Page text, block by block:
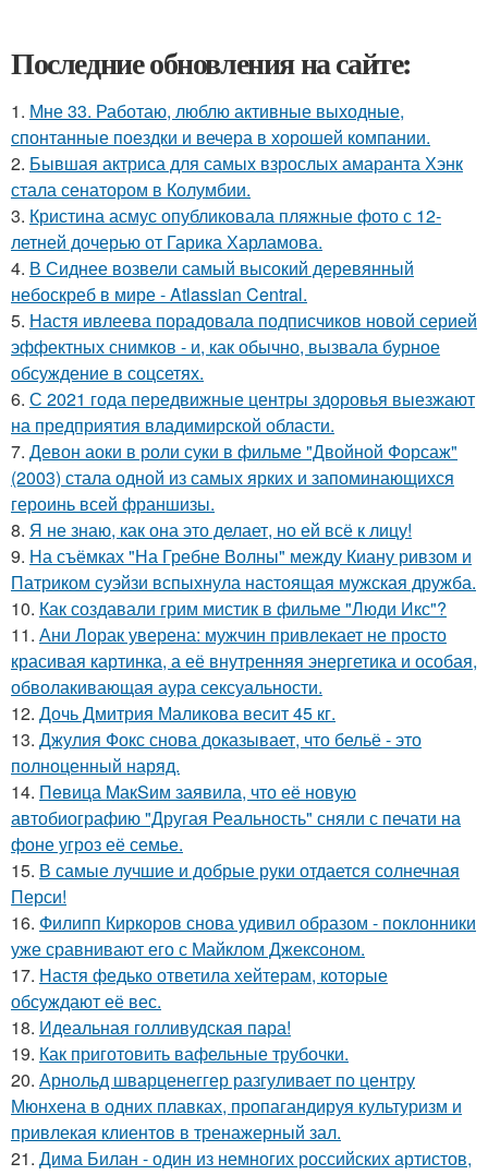
Последние обновления на сайте:
1. Мне 33. Работаю, люблю активные выходные,
спонтанные поездки и вечера в хорошей компании.
2. Бывшая актриса для самых взрослых амаранта Хэнк
стала сенатором в Колумбии.
3. Кристина асмус опубликовала пляжные фото с 12-
летней дочерью от Гарика Харламова.
4. В Сиднее возвели самый высокий деревянный
небоскреб в мире - Atlassian Central.
5. Настя ивлеева порадовала подписчиков новой серией
эффектных снимков - и, как обычно, вызвала бурное
обсуждение в соцсетях.
6. С 2021 года передвижные центры здоровья выезжают
на предприятия владимирской области.
7. Девон аоки в роли суки в фильме "Двойной Форсаж"
(2003) стала одной из самых ярких и запоминающихся
героинь всей франшизы.
8. Я не знаю, как она это делает, но ей всё к лицу!
9. На съёмках "На Гребне Волны" между Киану ривзом и
Патриком суэйзи вспыхнула настоящая мужская дружба.
10. Как создавали грим мистик в фильме "Люди Икс"?
11. Ани Лорак уверена: мужчин привлекает не просто
красивая картинка, а её внутренняя энергетика и особая,
обволакивающая аура сексуальности.
12. Дочь Дмитрия Маликова весит 45 кг.
13. Джулия Фокс снова доказывает, что бельё - это
полноценный наряд.
14. Пeвица MакSим заявила, что её новую
автобиографию "Другая Реальность" сняли с печати на
фоне угроз её семье.
15. В самые лучшие и добрые руки отдается солнечная
Перси!
16. Филипп Киркоров снова удивил образом - поклонники
уже сравнивают его с Майклом Джексоном.
17. Настя федько ответила хейтерам, которые
обсуждают её вес.
18. Идеальная голливудская пара!
19. Как приготовить вафельные трубочки.
20. Арнольд шварценеггер разгуливает по центру
Мюнхена в одних плавках, пропагандируя культуризм и
привлекая клиентов в тренажерный зал.
21. Дима Билан - один из немногих российских артистов,